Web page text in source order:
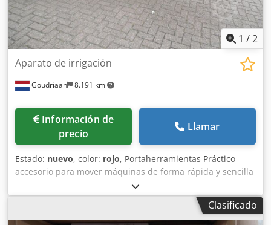
1 /2
Goudriaan 8.191 km
Aparato de irrigación
Información de
precio
Llamar
Estado: nuevo, color: rojo, Portaherramientas Práctico
accesorio para mover máquinas de forma rápida y sencilla
con conexión de 3 puntos. Adecuado para uso en
horquillas para palés. Codpsx I E Upefx Aiqjrf Condición:
Clasificado